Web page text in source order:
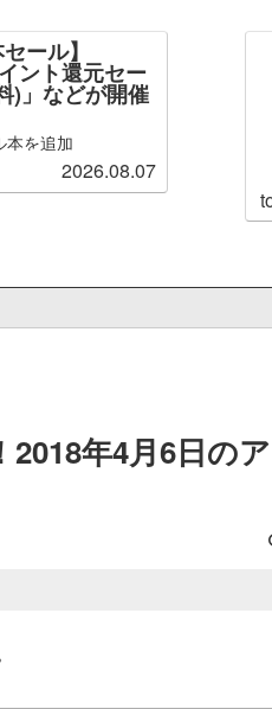
ール】
ント還元セー
)」などが開催
本を追加
2026.08.07
2018年4月6日の